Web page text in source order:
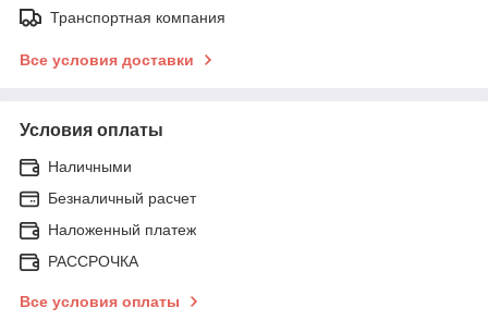
Транспортная компания
Все условия доставки
Условия оплаты
Наличными
Безналичный расчет
Наложенный платеж
РАССРОЧКА
Все условия оплаты